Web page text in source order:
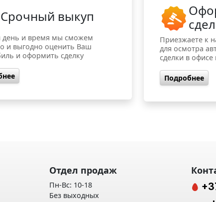
Срочный выкуп
день и время мы сможем
и выгодно оценить Ваш
и оформить сделку
Приезжаете к
для осмотра
сделки в
Подробнее
Отдел продаж
Пн-Вс: 10-18
Без выходных